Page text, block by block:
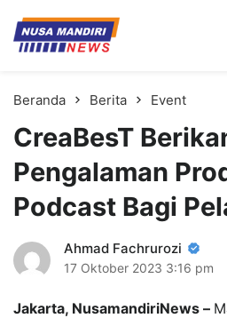
Kampus Digital
Universitas Nusa Mandiri
Beranda Berita Event
CreaBesT
Pengalaman
Podcast Bagi
Ahmad Fachrurozi
17 Oktober 2023 3:16 pm
Jakarta, NusamandiriNews –